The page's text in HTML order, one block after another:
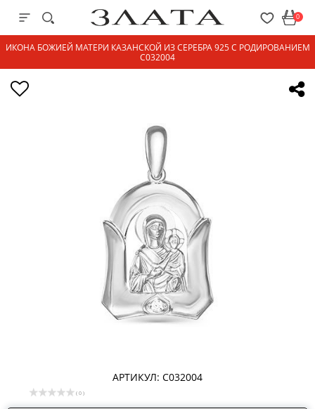
0
ИКОНА БОЖИЕЙ МАТЕРИ КАЗАНСКОЙ ИЗ СЕРЕБРА 925 С РОДИРОВАНИЕМ
С032004
АРТИКУЛ: С032004
( 0 )